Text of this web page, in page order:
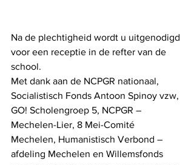
Na de plechtigheid wordt u uitgenodigd
voor een receptie in de refter van de
school.
Met dank aan de NCPGR nationaal,
Socialistisch Fonds Antoon Spinoy vzw,
GO! Scholengroep 5, NCPGR –
Mechelen-Lier, 8 Mei-Comité
Mechelen, Humanistisch Verbond –
afdeling Mechelen en Willemsfonds